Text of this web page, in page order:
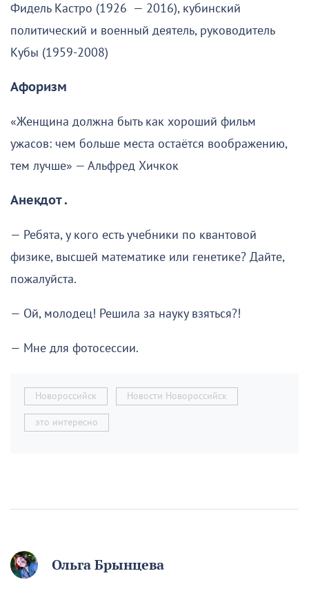
Фидель Кастро (1926 — 2016), кубинский
политический и военный деятель, руководитель
Кубы (1959-2008)
Афоризм
«Женщина должна быть как хороший фильм
ужасов: чем больше места остаётся воображению,
тем лучше» — Альфред Хичкок
Анекдот .
— Ребята, у кого есть учебники по квантовой
физике, высшей математике или генетике? Дайте,
пожалуйста.
— Ой, молодец! Решила за науку взяться?!
— Мне для фотосессии.
Новороссийск Новости Новороссийск
это интересно
Ольга Брынцева